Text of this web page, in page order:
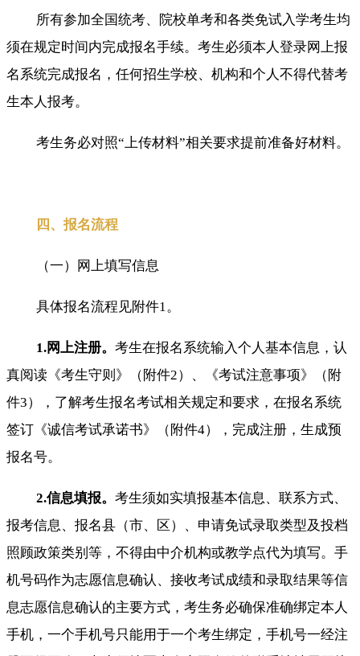
所有参加全国统考、院校单考和各类免试入学考生均
须在规定时间内完成报名手续。考生必须本人登录网上报
名系统完成报名，任何招生学校、机构和个人不得代替考
生本人报考。
考生务必对照“上传材料”相关要求提前准备好材料。
四、报名流程
（一）网上填写信息
具体报名流程见附件1。
1.网上注册。 考生在报名系统输入个人基本信息，认
真阅读《考生守则》（附件2）、《考试注意事项》（附
件3），了解考生报名考试相关规定和要求，在报名系统
签订《诚信考试承诺书》（附件4），完成注册，生成预
报名号。
2.信息填报。 考生须如实填报基本信息、联系方式、
报考信息、报名县（市、区）、申请免试录取类型及投档
照顾政策类别等，不得由中介机构或教学点代为填写。手
机号码作为志愿信息确认、接收考试成绩和录取结果等信
息志愿信息确认的主要方式，考生务必确保准确绑定本人
手机，一个手机号只能用于一个考生绑定，手机号一经注